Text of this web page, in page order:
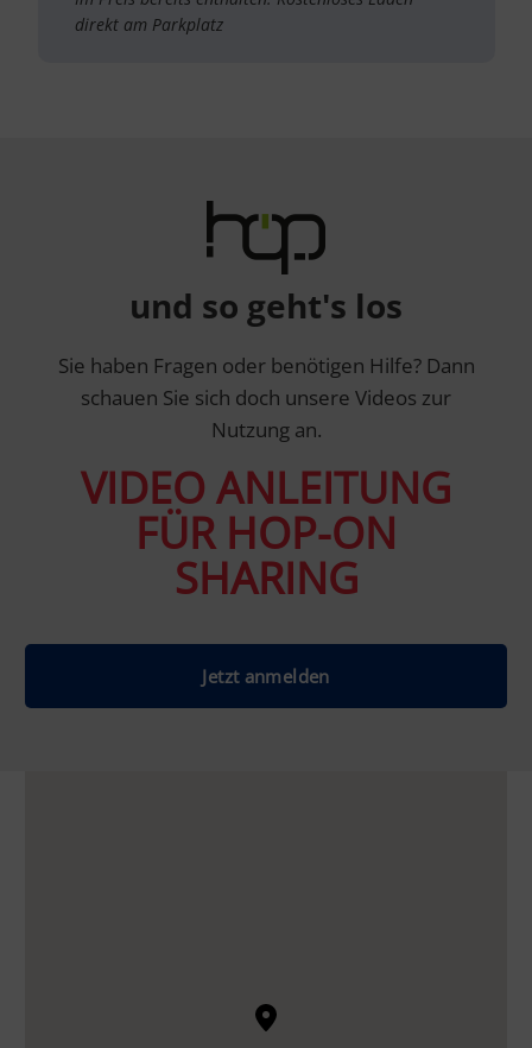
direkt am Parkplatz
und so geht's los
Sie haben Fragen oder benötigen Hilfe? Dann
schauen Sie sich doch unsere Videos zur
Nutzung an.
VIDEO ANLEITUNG
FÜR HOP-ON
SHARING
Jetzt anmelden